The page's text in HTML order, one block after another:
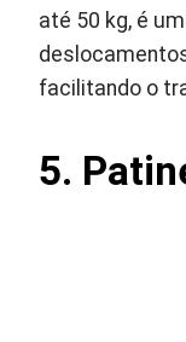
até 50 kg, é
facilitando o
5.